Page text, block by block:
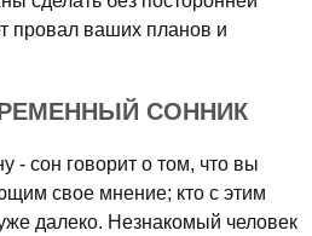
провал ваших планов и
СОННИК
- сон говорит о том, что вы
свое мнение; кто с этим
далеко. Незнакомый человек